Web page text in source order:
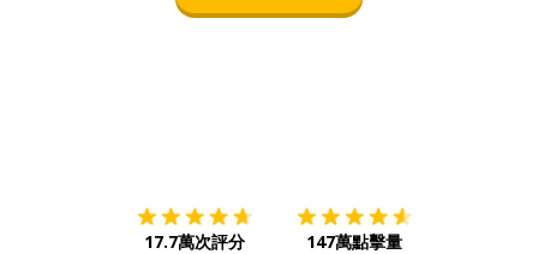
17.7萬次評分 147萬點擊量